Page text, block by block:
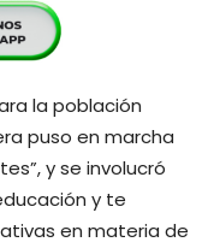
la población
puso en marcha
y se involucró
y te
en materia de